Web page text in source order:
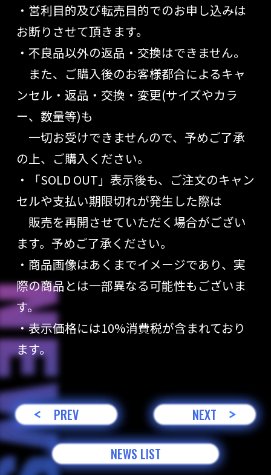
・営利目的及び転売目的でのお申し込みは
お断りさせて頂きます。
・不良品以外の返品・交換はできません。
また、ご購入後のお客様都合によるキャ
ンセル・返品・交換・変更(サイズやカラ
ー、数量等)も
一切お受けできませんので、予めご了承
の上、ご購入ください。
・「SOLD OUT」表示後も、ご注文のキャン
セルや支払い期限切れが発生した際は
販売を再開させていただく場合がござい
ます。予めご了承ください。
・商品画像はあくまでイメージであり、実
際の商品とは一部異なる可能性もございま
す。
・表示価格には10%消費税が含まれており
ます。
PREV
NEWS LIST
NEXT